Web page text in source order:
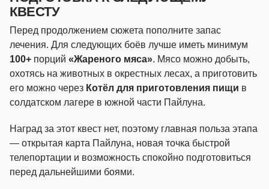
КВЕСТУ
Перед продолжением сюжета пополните запас
лечения. Для следующих боёв лучше иметь минимум
100+ порций «Жареного мяса». Мясо можно добыть,
охотясь на животных в окрестных лесах, а приготовить
его можно через Котёл для приготовления пищи в
солдатском лагере в южной части Пайлуна.
Наград за этот квест нет, поэтому главная польза этапа
— открытая карта Пайлуна, новая точка быстрой
телепортации и возможность спокойно подготовиться
перед дальнейшими боями.